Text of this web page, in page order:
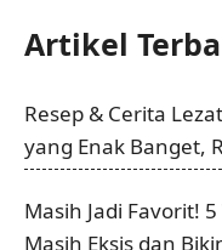
Artikel
Resep & Cerita
yang Enak Banget,
Masih Jadi Favorit!
Masih Eksis dan